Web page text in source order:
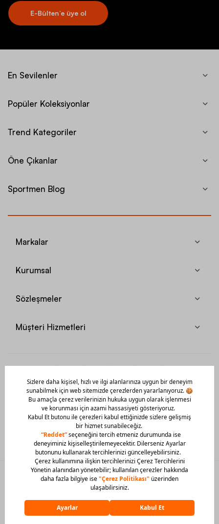
E-Bülten’e üye ol
En Sevilenler
Popüler Koleksiyonlar
Trend Kategoriler
Öne Çıkanlar
Sportmen Blog
Markalar
Kurumsal
Sözleşmeler
Müşteri Hizmetleri
Mobil Uygulamamızı Hemen İndir!
© 2026 Barcin Tüm Hakları Saklıdır
Sitedeki görsel materyaller izinsiz kullanılamaz.